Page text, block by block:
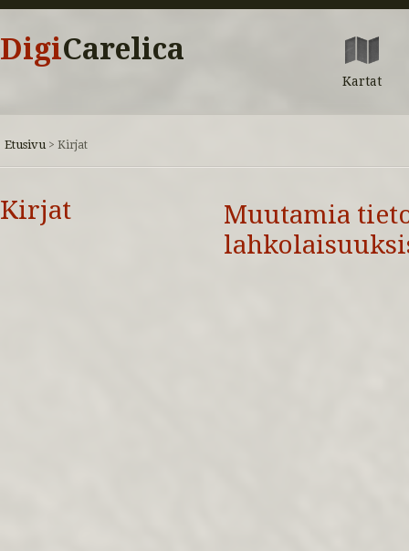
DigiCarelica
Kartat
Etusivu > Kirjat
Kirjat
Muutamia